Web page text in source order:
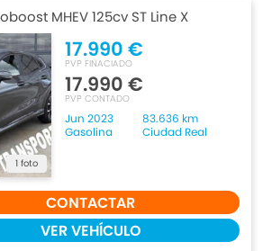
MHEV 125cv ST Line X
1 foto
17.990 €
PVP FINACIADO
17.990 €
PVP CONTADO
Jun 2023
83.636 km
Gasolina
Ciudad Real
CONTACTAR
VER VEHÍCULO